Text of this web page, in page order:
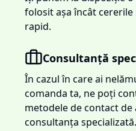
folosit așa încât cererile
rapid.
Consultanță
În cazul în care ai
comanda ta, ne poți
metodele de contact
consultanța specializată.